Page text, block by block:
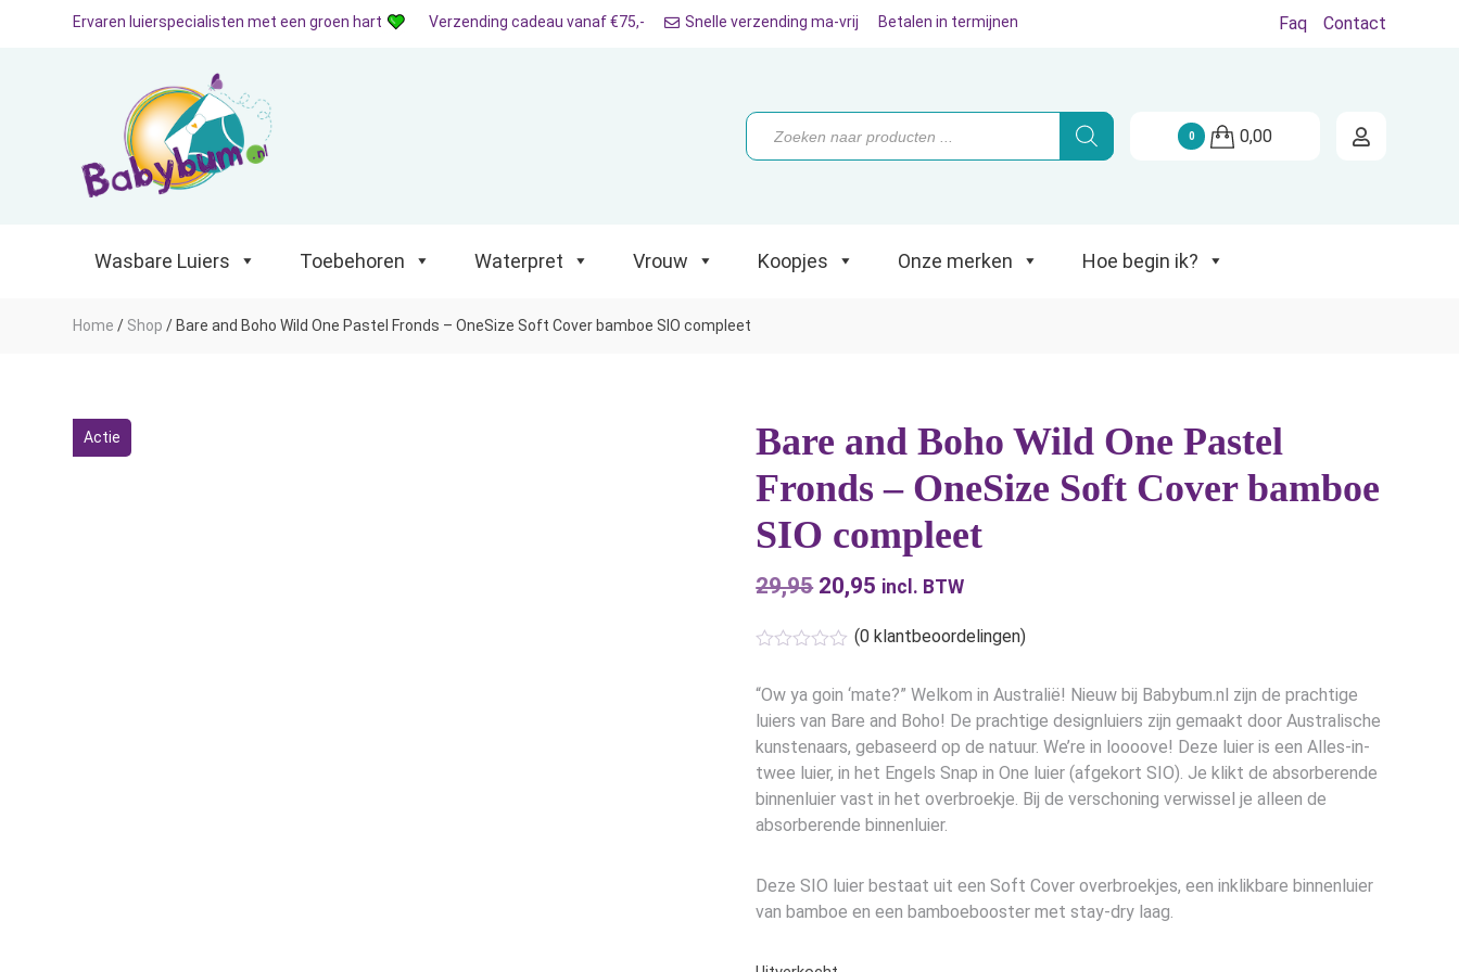
Wasbare Luiers Toebehoren Koopjes Onze merken Hoe begin ik?
Ervaren luierspecialisten met een groen hart Verzending cadeau vanaf €75,- Snelle verzending ma-vrij Betalen in termijnen Faq Contact
Producten
zoeken
0 0,00
Wasbare Luiers Toebehoren Waterpret Vrouw Koopjes Onze merken Hoe begin ik?
Home / Shop / Bare and Boho Wild One Pastel Fronds – OneSize Soft Cover bamboe SIO compleet
Actie
Bare and Boho Wild One Pastel
Fronds – OneSize Soft Cover bamboe
SIO compleet
29,95 Oorspronkelijke
was:
€29,95.
20,95 Huidige
€20,95.
incl. BTW
(0klantbeoordelingen)
“Ow ya goin ‘mate?” Welkom in Australië! Nieuw bij Babybum.nl zijn de prachtige
luiers van Bare and Boho! De prachtige designluiers zijn gemaakt door Australische
kunstenaars, gebaseerd op de natuur. We’re in loooove! Deze luier is een Alles-in-
twee luier, in het Engels Snap in One luier (afgekort SIO). Je klikt de absorberende
binnenluier vast in het overbroekje. Bij de verschoning verwissel je alleen de
absorberende binnenluier.
Deze SIO luier bestaat uit een Soft Cover overbroekjes, een inklikbare binnenluier
van bamboe en een bamboebooster met stay-dry laag.